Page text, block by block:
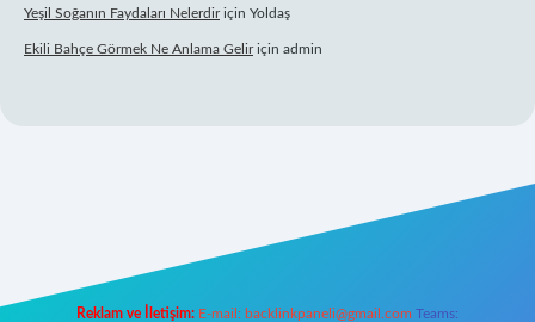
Yeşil Soğanın Faydaları Nelerdiriçin Yoldaş
Ekili Bahçe Görmek Ne Anlama Geliriçin admin
Reklam ve İletişim: E-mail: backlinkpaneli@gmail.com Teams: